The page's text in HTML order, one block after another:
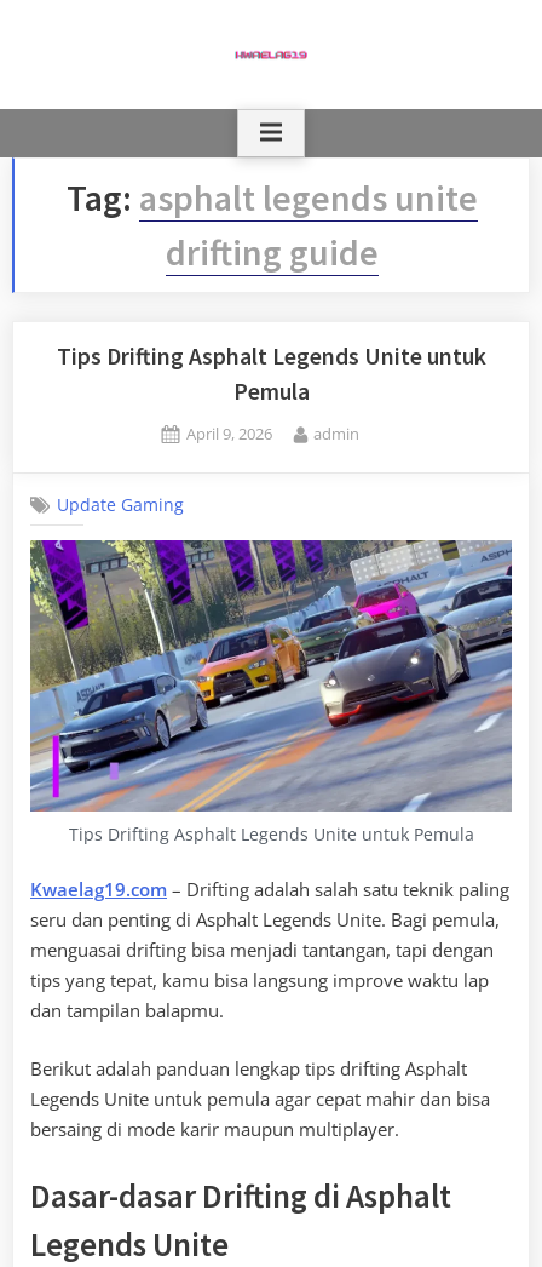
Tag: asphalt legends unite
drifting guide
Tips Drifting Asphalt Legends Unite untuk
Pemula
Posted
April 9, 2026 By
admin
Update Gaming
Tips Drifting Asphalt Legends Unite untuk Pemula
Kwaelag19.com – Drifting adalah salah satu teknik paling
seru dan penting di Asphalt Legends Unite. Bagi pemula,
menguasai drifting bisa menjadi tantangan, tapi dengan
tips yang tepat, kamu bisa langsung improve waktu lap
dan tampilan balapmu.
Berikut adalah panduan lengkap tips drifting Asphalt
Legends Unite untuk pemula agar cepat mahir dan bisa
bersaing di mode karir maupun multiplayer.
Dasar-dasar Drifting di Asphalt
Legends Unite